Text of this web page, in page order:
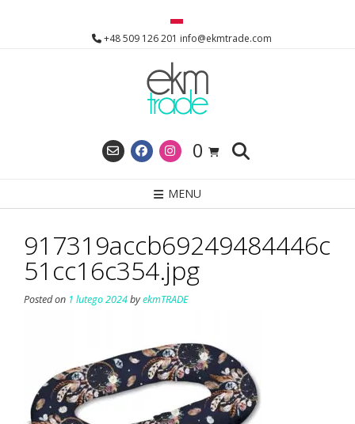
+48 509 126 201 info@ekmtrade.com
0
MENU
917319accb69249484446c
51cc16c354.jpg
Posted on 1 lutego 2024byekmTRADE